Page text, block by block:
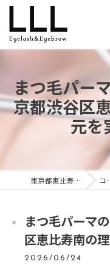
まつ毛パー
京都渋谷区
元を
東京都恵比寿のマツエクならLLL コラム
まつ毛パーマ
区恵比寿南の
2026/06/24